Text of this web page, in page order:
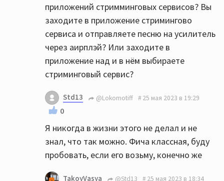
приложений стримминговых сервисов? Вы
заходите в приложение стримингово
сервиса и отправляете песню на усилитель
через аирплэй? Или заходите в
приложение над и в нём выбираете
стриминговый сервис?
Std13 @Lokomotiff 25 мая 2023 в 19:29
0
Я никогда в жизни этого не делал и не
знал, что так можно. Фича классная, буду
пробовать, если его возьму, конечно же
TakoyVasya @Std13 25 мая 2023 в 18:34